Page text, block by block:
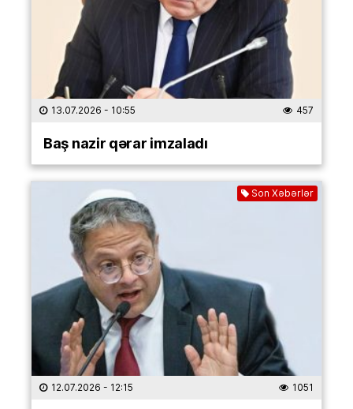
13.07.2026 - 10:55 457
Baş nazir qərar imzaladı
Son Xəbərlər
12.07.2026 - 12:15 1051